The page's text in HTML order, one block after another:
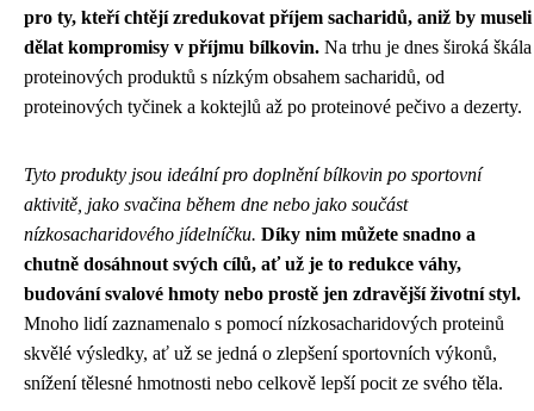
pro ty, kteří chtějí zredukovat příjem sacharidů, aniž by museli
dělat kompromisy v příjmu bílkovin. Na trhu je dnes široká škála
proteinových produktů s nízkým obsahem sacharidů, od
proteinových tyčinek a koktejlů až po proteinové pečivo a dezerty.
Tyto produkty jsou ideální pro doplnění bílkovin po sportovní
aktivitě, jako svačina během dne nebo jako součást
nízkosacharidového jídelníčku. Díky nim můžete snadno a
chutně dosáhnout svých cílů, ať už je to redukce váhy,
budování svalové hmoty nebo prostě jen zdravější životní styl.
Mnoho lidí zaznamenalo s pomocí nízkosacharidových proteinů
skvělé výsledky, ať už se jedná o zlepšení sportovních výkonů,
snížení tělesné hmotnosti nebo celkově lepší pocit ze svého těla.